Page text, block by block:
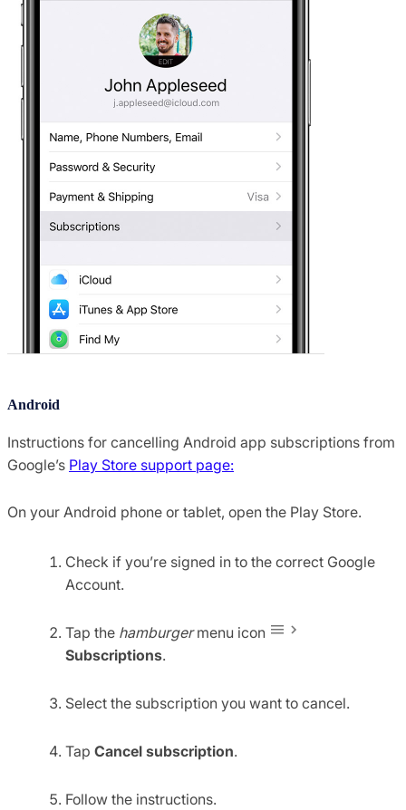
Android
Instructions for cancelling Android app subscriptions from
Google’s Play Store support page:
On your Android phone or tablet, open the Play Store.
Check if you’re signed in to the correct Google
Account.
Tap the hamburgermenu icon
Subscriptions.
Select the subscription you want to cancel.
Tap Cancel subscription.
Follow the instructions.